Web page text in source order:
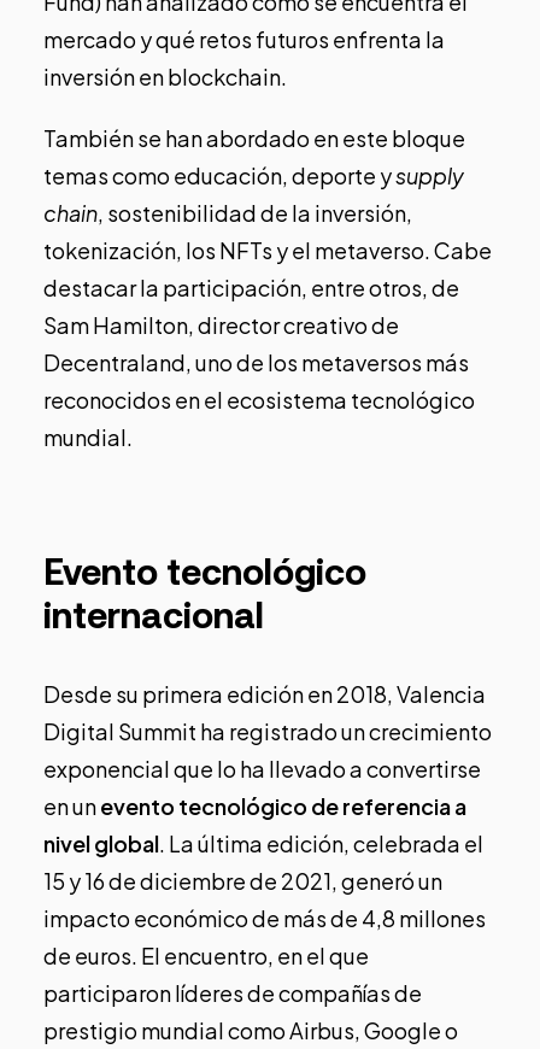
mercado y qué retos futuros enfrenta la
inversión en blockchain.
También se han abordado en este bloque
temas como educación, deporte ysupply
chain, sostenibilidad de la inversión,
tokenización, los NFTs y el metaverso. Cabe
destacar la participación, entre otros, de
Sam Hamilton, director creativo de
Decentraland, uno de los metaversos más
reconocidos en el ecosistema tecnológico
mundial.
Evento tecnológico
internacional
Desde su primera edición en 2018, Valencia
Digital Summit ha registrado un crecimiento
exponencial que lo ha llevado a convertirse
en unevento tecnológico de referencia a
nivel global. La última edición, celebrada el
15 y 16 de diciembre de 2021, generó un
impacto económico de más de 4,8 millones
de euros. El encuentro, en el que
participaron líderes de compañías de
prestigio mundial como Airbus, Google o